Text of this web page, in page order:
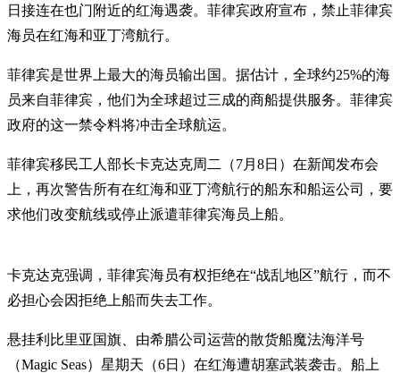
日接连在也门附近的红海遇袭。菲律宾政府宣布，禁止菲律宾
海员在红海和亚丁湾航行。
菲律宾是世界上最大的海员输出国。据估计，全球约25%的海
员来自菲律宾，他们为全球超过三成的商船提供服务。菲律宾
政府的这一禁令料将冲击全球航运。
菲律宾移民工人部长卡克达克周二（7月8日）在新闻发布会
上，再次警告所有在红海和亚丁湾航行的船东和船运公司，要
求他们改变航线或停止派遣菲律宾海员上船。
卡克达克强调，菲律宾海员有权拒绝在“战乱地区”航行，而不
必担心会因拒绝上船而失去工作。
悬挂利比里亚国旗、由希腊公司运营的散货船魔法海洋号
（Magic Seas）星期天（6日）在红海遭胡塞武装袭击。船上